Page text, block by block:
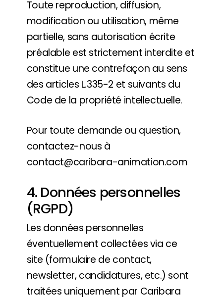
Toute reproduction, diffusion,
modification ou utilisation, même
partielle, sans autorisation écrite
préalable est strictement interdite et
constitue une contrefaçon au sens
des articles L.335-2 et suivants du
Code de la propriété intellectuelle.
Pour toute demande ou question,
contactez-nous à
contact@caribara-animation.com
4. Données personnelles
(RGPD)
Les données personnelles
éventuellement collectées via ce
site (formulaire de contact,
newsletter, candidatures, etc.) sont
traitées uniquement par Caribara